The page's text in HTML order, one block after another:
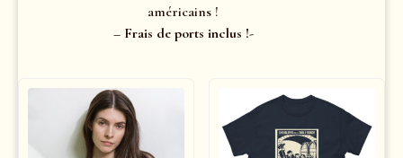
américains !
– Frais de ports inclus !-